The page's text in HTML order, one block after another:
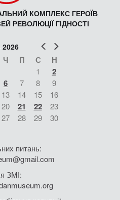
КОМПЛЕКС ГЕРОЇВ
РЕВОЛЮЦІЇ ГІДНОСТІ
Попер
Ч П С Н
1 2
6 7 8
9
13 14 15
16
20 21 22
23
27 28 29
30
питань:
ЗМІ: